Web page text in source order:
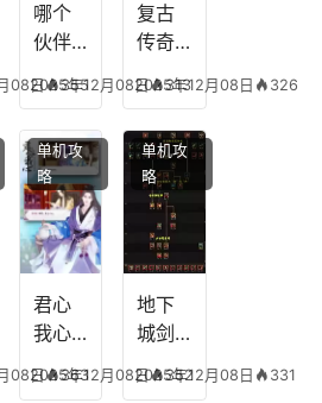
08日 355
哪个
伙伴
心符
技
能，
失心
符命
中后
附加
五雷
2025年12月08日 313
复古
传奇
平民
搭配
阵
容，
复古
传奇
英雄
版哪
个组
合平
2025年12月08日 326
08日 363
君心
我心
宫攻
2025年12月08日 352
单机攻
略
地下
城剑
能加
2025年12月08日 331
单机攻
略